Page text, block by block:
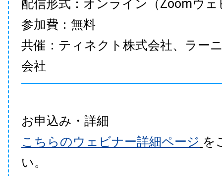
配信形式：オンライン（Zoomウェ
参加費：無料
共催：ティネクト株式会社、ラー
会社
お申込み・詳細
こちらのウェビナー詳細ページ を
い。